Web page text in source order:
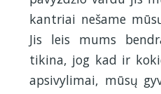
kantriai nešame
Jis leis mums
tikina, jog kad ir
apsivylimai, mūsų